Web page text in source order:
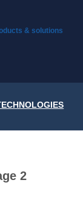
& solutions
2